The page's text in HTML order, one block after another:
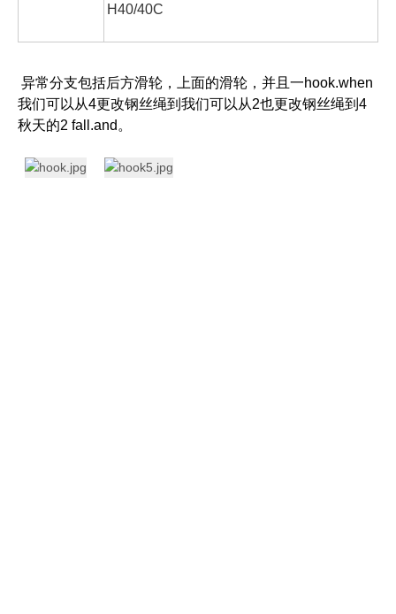
H40/40C
异常分支包括后方滑轮，上面的滑轮，并且一hook.when
我们可以从4更改钢丝绳到我们可以从2也更改钢丝绳到4
秋天的2 fall.and。